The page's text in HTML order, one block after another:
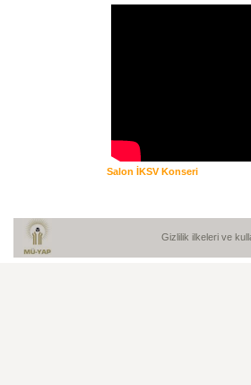
Salon İKSV Konseri
Gizlilik ilkeleri ve